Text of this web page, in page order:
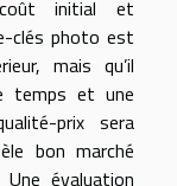
coût initial et
clés photo est
mais qu’il
temps et une
prix sera
bon marché
évaluation